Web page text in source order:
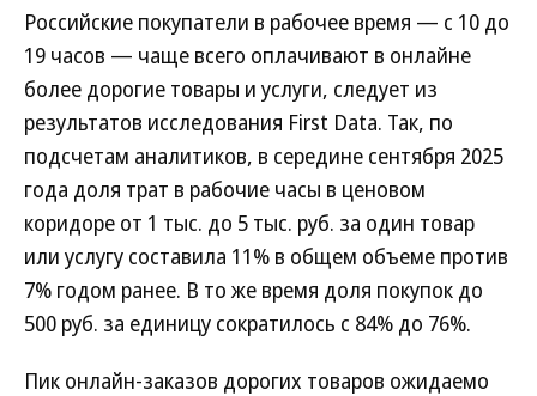
Российские покупатели в рабочее время — с 10 до
19 часов — чаще всего оплачивают в онлайне
более дорогие товары и услуги, следует из
результатов исследования First Data. Так, по
подсчетам аналитиков, в середине сентября 2025
года доля трат в рабочие часы в ценовом
коридоре от 1 тыс. до 5 тыс. руб. за один товар
или услугу составила 11% в общем объеме против
7% годом ранее. В то же время доля покупок до
500 руб. за единицу сократилось с 84% до 76%.
Пик онлайн-заказов дорогих товаров ожидаемо